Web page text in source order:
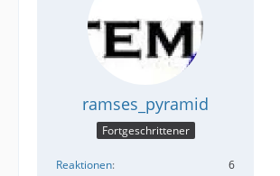
ramses_pyramid
Fortgeschrittener
Reaktionen
6